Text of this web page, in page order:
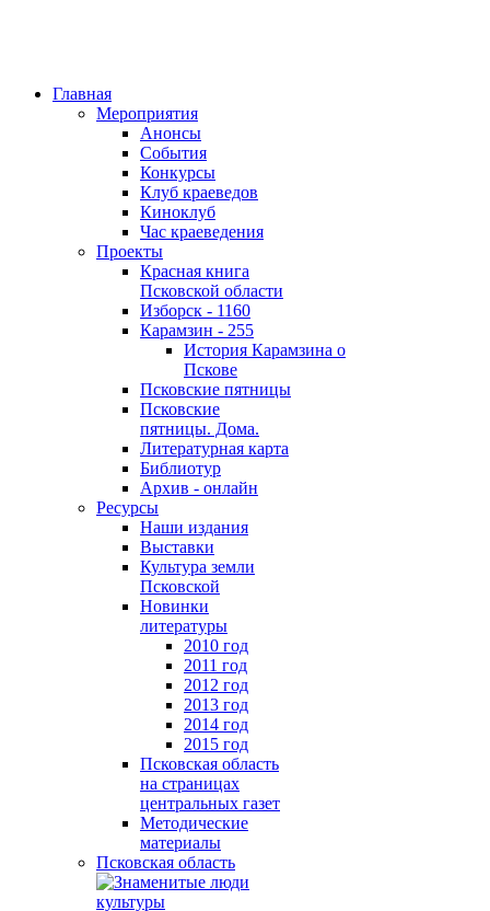
Главная
Мероприятия
Анонсы
События
Конкурсы
Клуб краеведов
Киноклуб
Час краеведения
Проекты
Красная книга
Псковской области
Изборск - 1160
Карамзин - 255
История Карамзина о
Пскове
Псковские пятницы
Псковские
пятницы. Дома.
Литературная карта
Библиотур
Архив - онлайн
Ресурсы
Наши издания
Выставки
Культура земли
Псковской
Новинки
литературы
2010 год
2011 год
2012 год
2013 год
2014 год
2015 год
Псковская область
на страницах
центральных газет
Методические
материалы
Псковская область